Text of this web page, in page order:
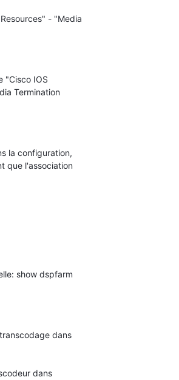
- "Media
"Cisco IOS
Termination
la configuration,
que l'association
show dspfarm
dans
dans